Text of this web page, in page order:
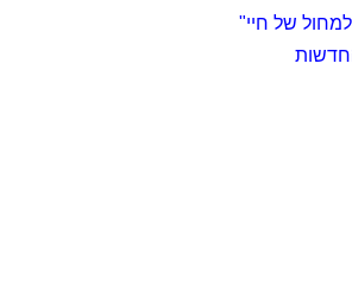
של חיי"